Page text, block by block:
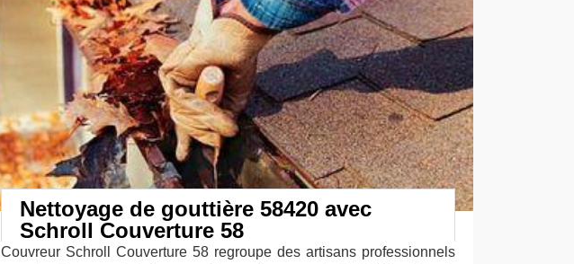
Nettoyage de gouttière 58420 avec
Schroll Couverture 58
Couvreur Schroll Couverture 58 regroupe des artisans professionnels